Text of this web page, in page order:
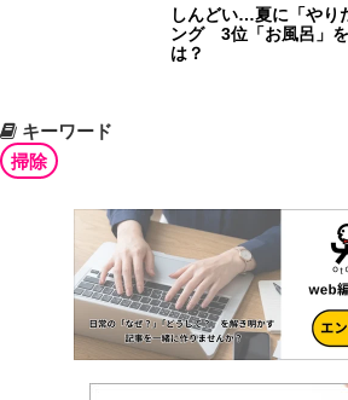
しんどい…夏に「やり
ング 3位「お風呂」
は？
キーワード
掃除